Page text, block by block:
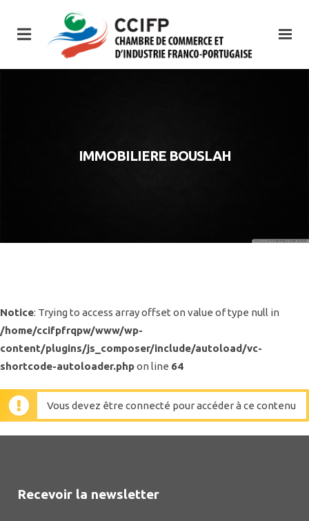
IMMOBILIERE BOUSLAH
Notice: Trying to access array offset on value of type null in
/home/ccifpfrqpw/www/wp-
content/plugins/js_composer/include/autoload/vc-
shortcode-autoloader.phpon line 64
Vous devez être connecté pour accéder à ce contenu
Recevoir la newsletter